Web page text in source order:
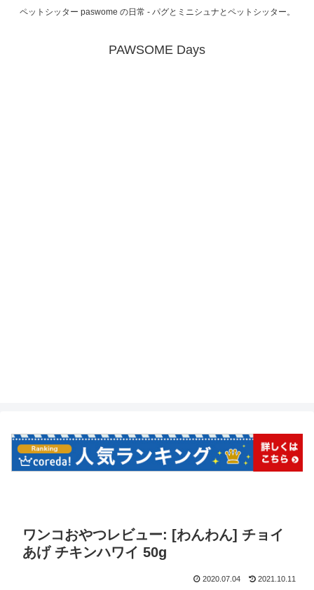
ペットシッター paswome の日常 - パグとミニシュナとペットシッター。
PAWSOME Days
ワンコおやつレビュー: [わんわん] チョイ
あげ チキンハワイ 50g
2020.07.04 2021.10.11